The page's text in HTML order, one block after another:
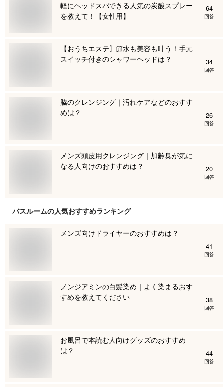
軽にヘッドスパできる人気の炭酸スプレー
を教えて！【女性用】
64
回答
【おうちエステ】節水も美容も叶う！手元
スイッチ付きのシャワーヘッドは？
34
回答
脇のクレンジング｜汚れケアなどのおすす
めは？
26
回答
メンズ頭皮用クレンジング｜加齢臭が気に
なる人向けのおすすめは？
20
回答
バスルームの人気おすすめランキング
メンズ向けドライヤーのおすすめは？
41
回答
ノンジアミンの白髪染め｜よく染まるおす
すめを教えてください
38
回答
お風呂で本読む人向けグッズのおすすめ
は？
44
回答